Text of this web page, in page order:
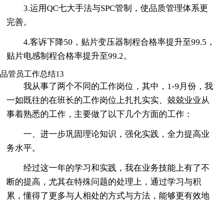
3.运用QC七大手法与SPC管制，使品质管理体系更
完善。
4.客诉下降50，贴片变压器制程合格率提升至99.5，
贴片电感制程合格率提升至99.2。
品管员工作总结13
我从事了两个不同的工作岗位，其中，1-9月份，我
一如既往的在班长的工作岗位上扎扎实实、兢兢业业从
事着熟悉的工作，主要做了以下几个方面的工作：
一、进一步巩固理论知识，强化实践，全力提高业
务水平。
经过这一年的学习和实践，我在业务技能上有了不
断的提高，尤其在特殊问题的处理上，通过学习与积
累，懂得了更多与人相处的方式与方法，能够更有效地